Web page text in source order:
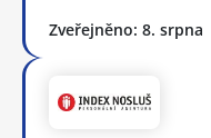
Zveřejněno: 8. srpna